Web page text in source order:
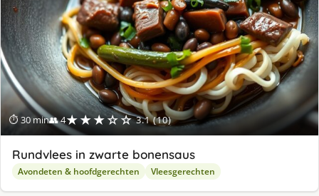
⏱ 30 min👥 4★★★☆☆ 3.1 (10)
Rundvlees in zwarte bonensaus
Avondeten & hoofdgerechten Vleesgerechten